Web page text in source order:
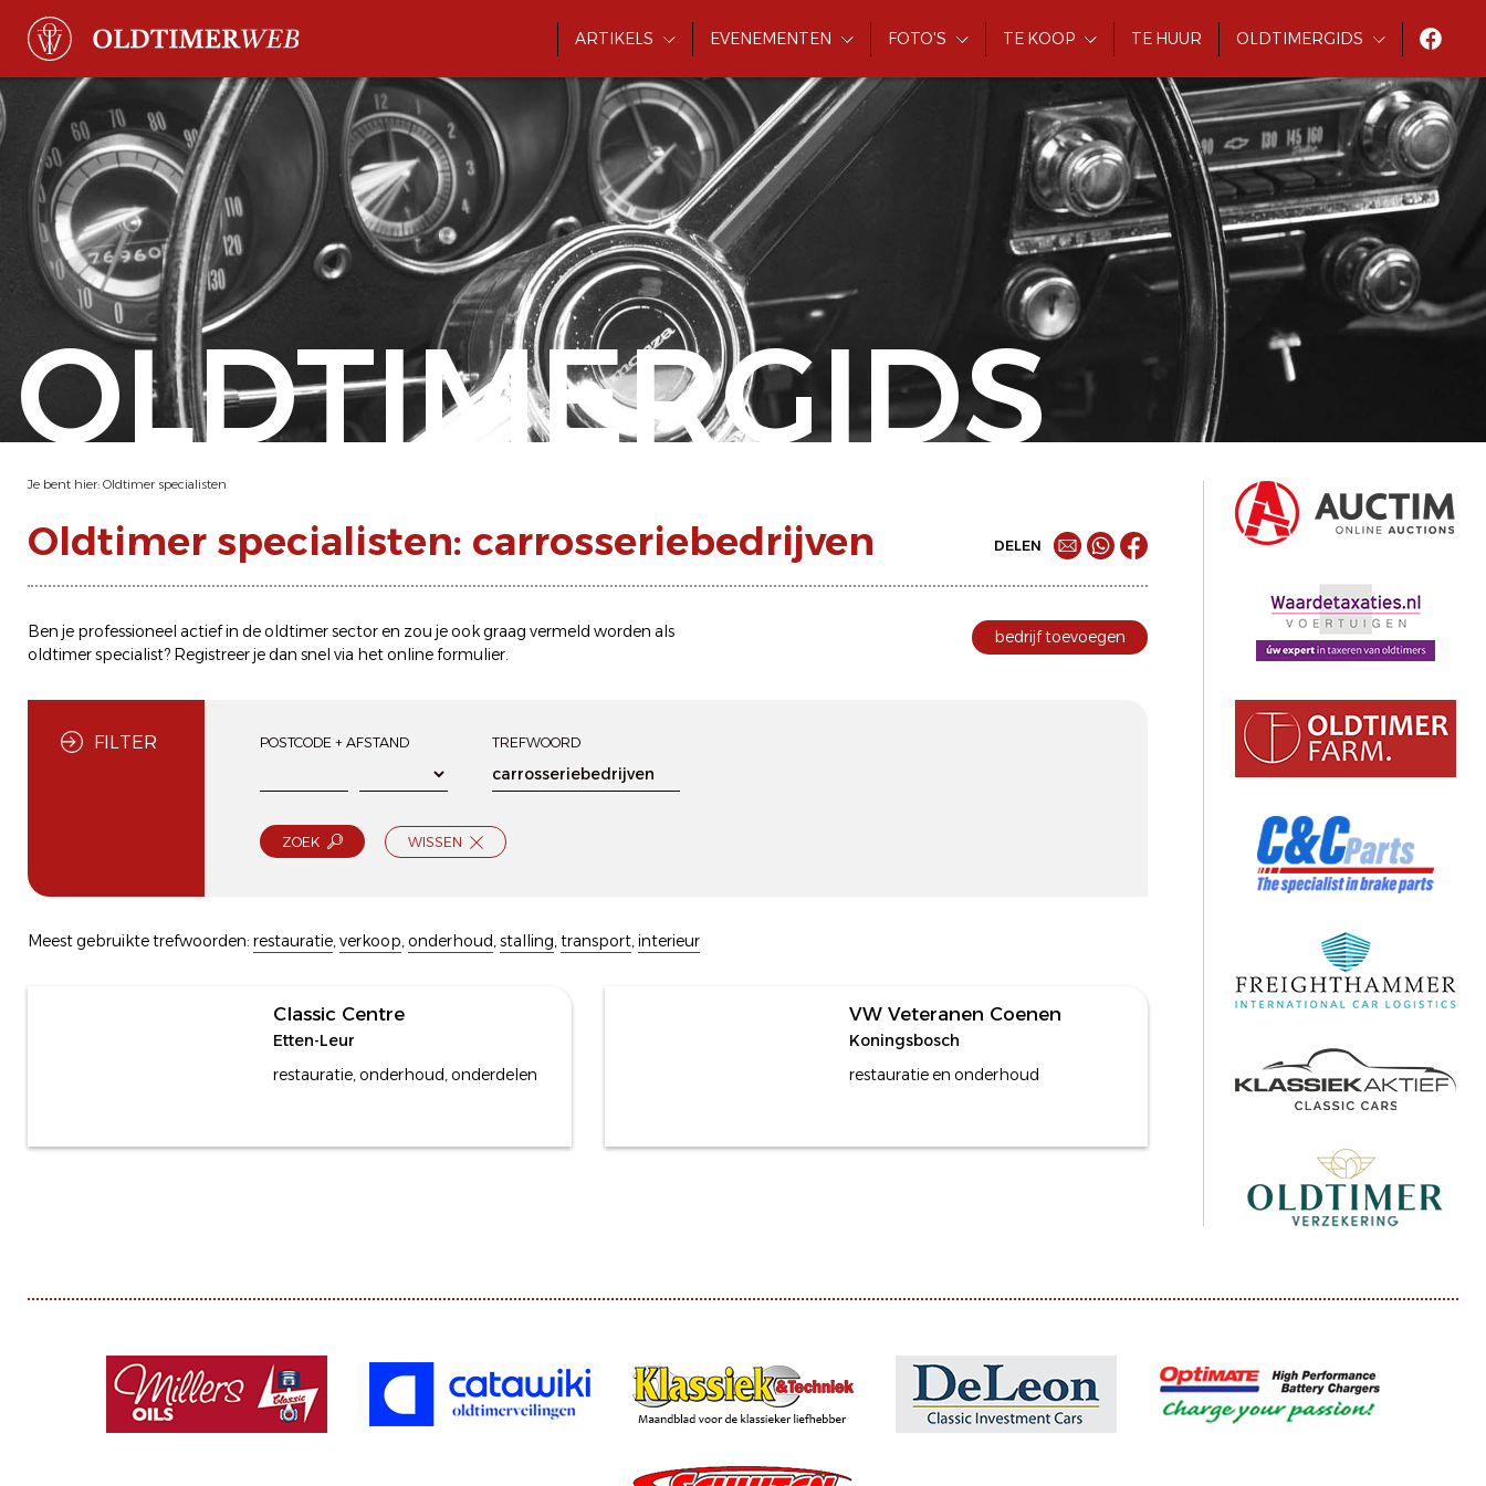
ARTIKELS EVENEMENTEN FOTO'S TE KOOP TE HUUR OLDTIMERGIDS
OLDTIMERGIDS
Je bent hier: Oldtimer specialisten
Oldtimer specialisten: carrosseriebedrijven DELEN
Ben je professioneel actief in de oldtimer sector en zou je ook graag vermeld worden als
oldtimer specialist? Registreer je dan snel via hetonline formulier.
bedrijf toevoegen
FILTER POSTCODE + AFSTAND TREFWOORD
ZOEK WISSEN
Meest gebruikte trefwoorden: restauratie,verkoop,onderhoud,stalling,transport,interieur
Classic Centre
Etten-Leur
restauratie, onderhoud, onderdelen
VW Veteranen Coenen
Koningsbosch
restauratie en onderhoud